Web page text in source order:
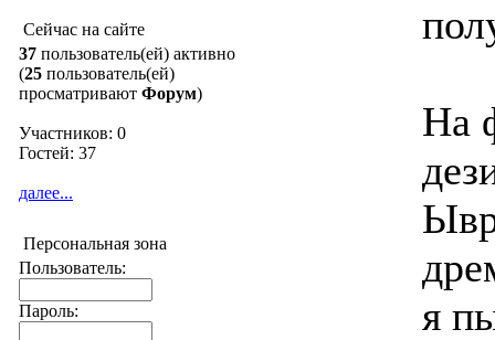
Сейчас на сайте
37 пользователь(ей) активно
(25 пользователь(ей)
просматривают Форум)
Участников: 0
Гостей: 37
далее...
Персональная зона
Пользователь:
Пароль:
На
я